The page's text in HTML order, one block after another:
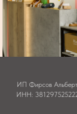
ИП Фирсов
ИНН: